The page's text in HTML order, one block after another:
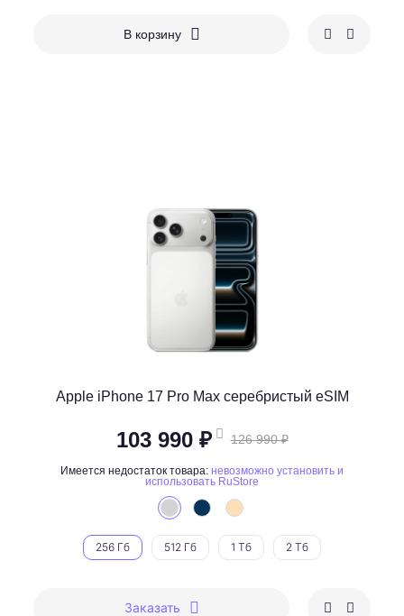
В корзину
Apple iPhone 17 Pro Max серебристый eSIM
103 990 ₽ 126 990 ₽
Имеется недостаток товара: невозможно установить и
использовать RuStore
256 Гб 512 Гб 1 Тб 2 Тб
Заказать